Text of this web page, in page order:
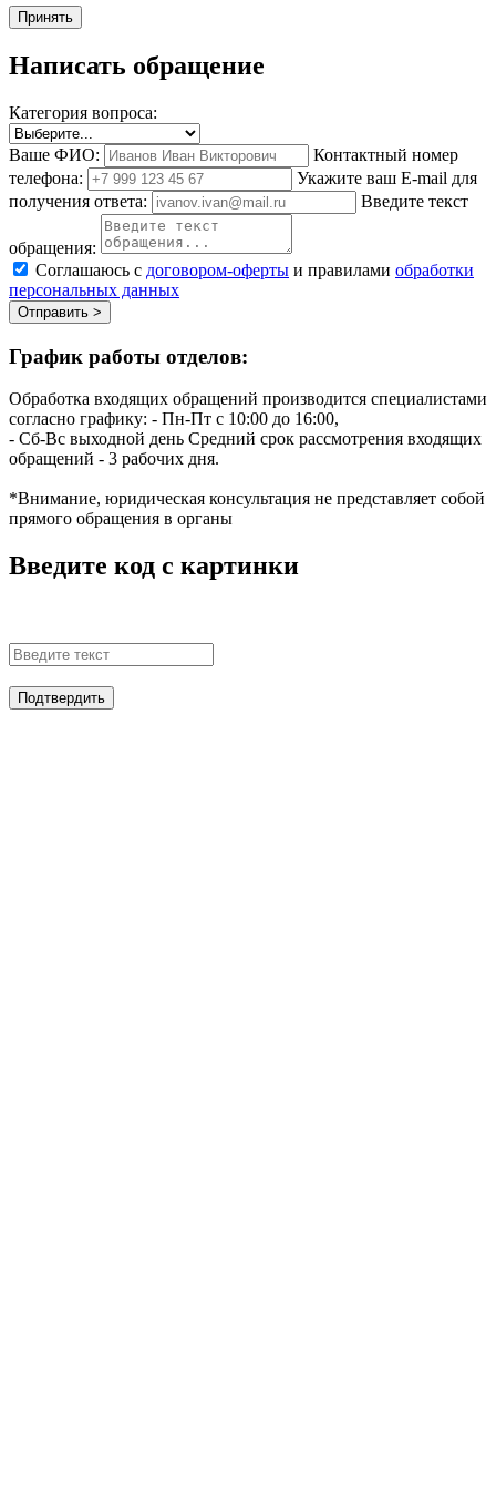
Принять
Написать обращение
Категория вопроса:
Ваше ФИО:
Контактный номер
телефона:
Укажите ваш E-mail для
получения ответа:
Введите текст
обращения:
Соглашаюсь с договором-оферты и правилами обработки
персональных данных
Отправить >
График работы отделов:
Обработка входящих обращений производится специалистами
согласно графику: - Пн-Пт с 10:00 до 16:00,
- Сб-Вс выходной день Средний срок рассмотрения входящих
обращений - 3 рабочих дня.
*Внимание, юридическая консультация не представляет собой
прямого обращения в органы
Введите код с картинки
Подтвердить